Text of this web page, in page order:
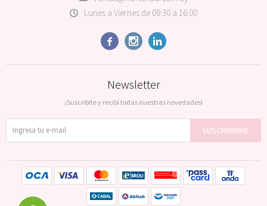
Lunes a Viernes de 09:30 a 16:00
  
Newsletter
¡Suscribite y recibí todas nuestras novedades!
SUSCRIBIRME